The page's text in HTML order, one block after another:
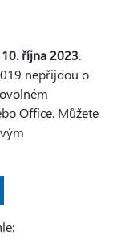
října 2023.
nepřijdou o
Office. Můžete